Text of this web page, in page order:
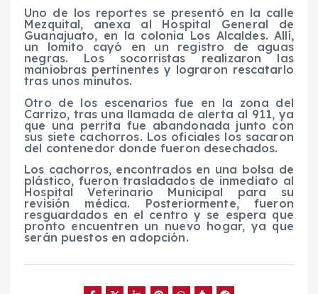
Uno de los reportes se presentó en la calle
Mezquital, anexa al Hospital General de
Guanajuato, en la colonia Los Alcaldes. Allí,
un lomito cayó en un registro de aguas
negras. Los socorristas realizaron las
maniobras pertinentes y lograron rescatarlo
tras unos minutos.
Otro de los escenarios fue en la zona del
Carrizo, tras una llamada de alerta al 911, ya
que una perrita fue abandonada junto con
sus siete cachorros. Los oficiales los sacaron
del contenedor donde fueron desechados.
Los cachorros, encontrados en una bolsa de
plástico, fueron trasladados de inmediato al
Hospital Veterinario Municipal para su
revisión médica. Posteriormente, fueron
resguardados en el centro y se espera que
pronto encuentren un nuevo hogar, ya que
serán puestos en adopción.